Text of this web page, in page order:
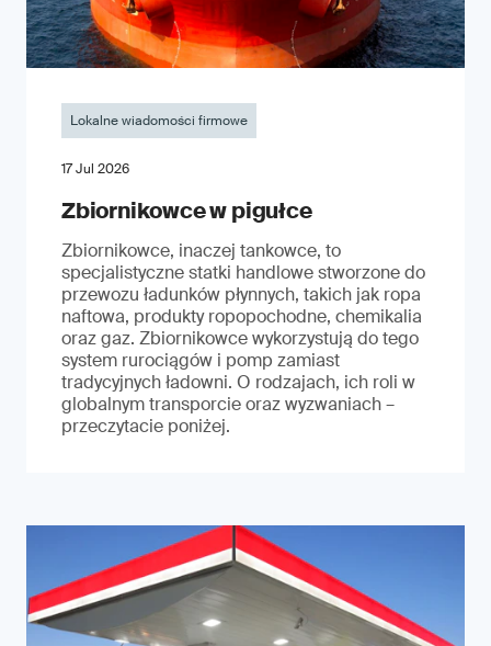
Lokalne wiadomości firmowe
17 Jul 2026
Zbiornikowce w pigułce
Zbiornikowce, inaczej tankowce, to
specjalistyczne statki handlowe stworzone do
przewozu ładunków płynnych, takich jak ropa
naftowa, produkty ropopochodne, chemikalia
oraz gaz. Zbiornikowce wykorzystują do tego
system rurociągów i pomp zamiast
tradycyjnych ładowni. O rodzajach, ich roli w
globalnym transporcie oraz wyzwaniach –
przeczytacie poniżej.